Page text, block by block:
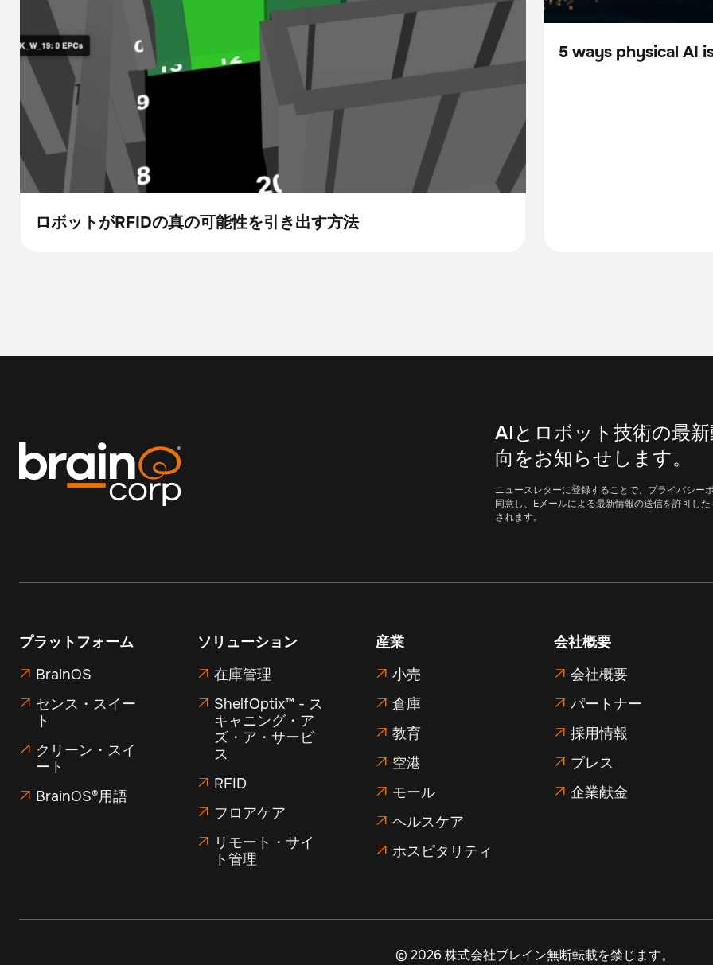
ロボットがRFIDの真の可能性を引き出す方法
5 ways physical AI
AIとロボット技術の最
向をお知らせします。
ニュースレターに登録することで、プライバシー
同意し、Eメールによる最新情報の送信を許可し
されます。
プラットフォーム
 BrainOS
 センス・スイー
ト
 クリーン・スイ
ート
 BrainOS®用語
ソリューション
 在庫管理
 ShelfOptix™ - ス
キャニング・ア
ズ・ア・サービ
ス
 RFID
 フロアケア

リモート・サイ
ト管理
産業
 小売
 倉庫
 教育
 空港
 モール
 ヘルスケア
 ホスピタリティ
会社概要
 会社概要
 パートナー
 採用情報
 プレス
 企業献金
© 2026 株式会社ブレイン無断転載を禁じます。